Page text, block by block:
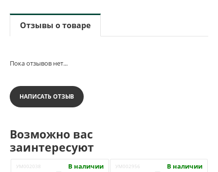
Отзывы о товаре
Пока отзывов нет...
НАПИСАТЬ ОТЗЫВ
Возможно вас
заинтересуют
УМ002038 В наличии УМ002956 В наличии